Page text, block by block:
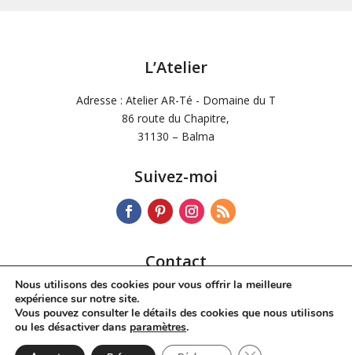
L’Atelier
Adresse : Atelier AR-Té - Domaine du T
86 route du Chapitre,
31130 – Balma
Suivez-moi
Contact
Tél :
06 72 34 42 60
Mail :dchdesoos@wanadoo.fr
Nous utilisons des cookies pour vous offrir la meilleure
expérience sur notre site.
Vous pouvez consulter le détails des cookies que nous utilisons
ou les désactiver dans paramètres.